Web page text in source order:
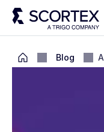
Soluzioni A proposito
Blog